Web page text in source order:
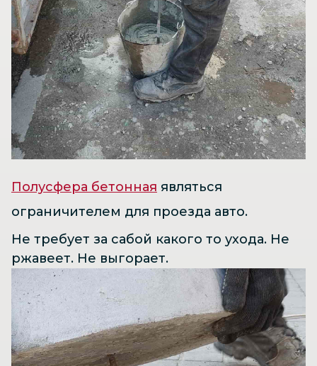
Полусфера бетонная являться
ограничителем для проезда авто.
Не требует за сабой какого то ухода. Не
ржавеет. Не выгорает.